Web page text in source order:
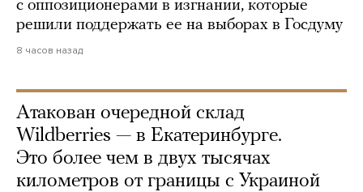
с оппозиционерами в изгнании, которые
решили поддержать ее на выборах в Госдуму
8 часов назад
Атакован очередной склад
Wildberries — в Екатеринбурге.
Это более чем в двух тысячах
километров от границы с Украиной